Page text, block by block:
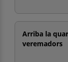
Arriba la
veremadors